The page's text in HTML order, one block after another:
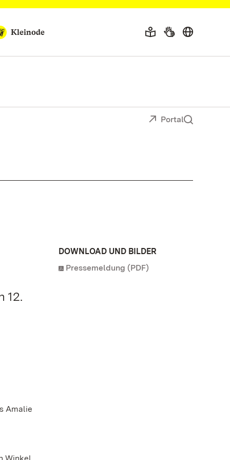
Kleinode
Portal
12.
Amalie
DOWNLOAD UND BILDER
Pressemeldung (PDF)